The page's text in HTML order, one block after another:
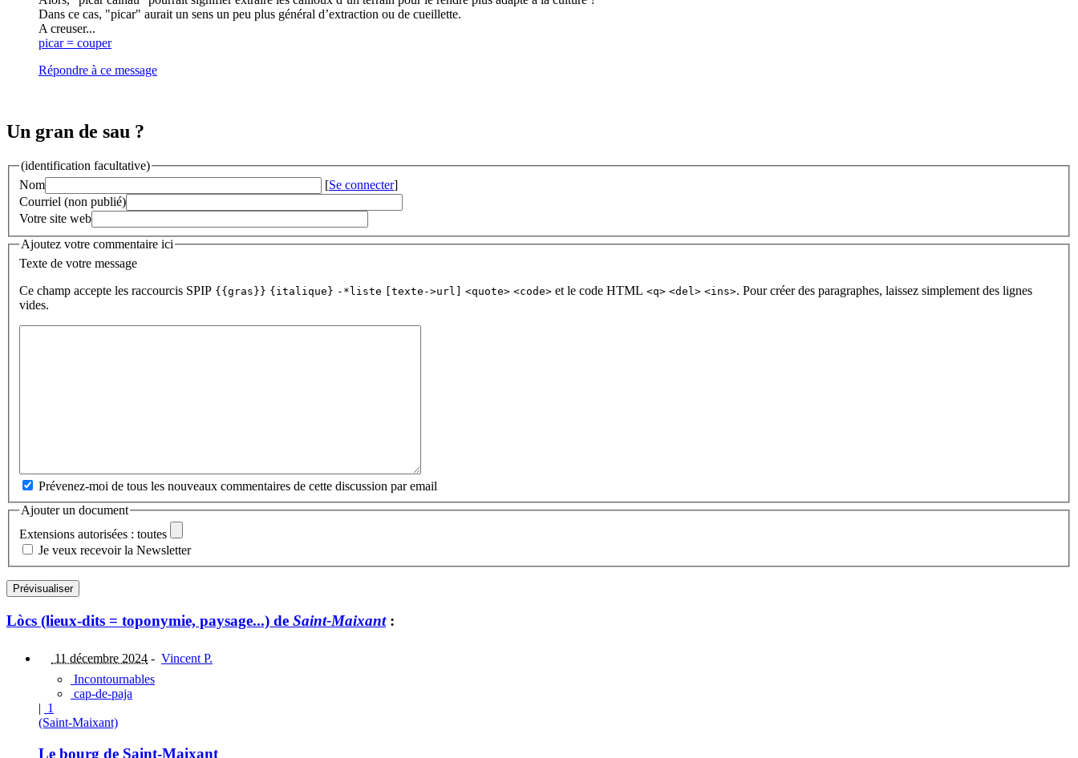
Dans ce cas, "picar" aurait un sens un peu plus général d’extraction ou de cueillette.
A creuser...
picar = couper
Répondre à ce message
Un gran de sau ?
(identification facultative)
Nom
[Se connecter]
Courriel (non publié)
Votre site web
Ajoutez votre commentaire ici
Texte de votre message
Ce champ accepte les raccourcis SPIP {{gras}} {italique} -*liste [texte->url] <quote> <code> et le code HTML <q> <del> <ins>. Pour créer des paragraphes, laissez simplement des lignes
vides.
Prévenez-moi de tous les nouveaux commentaires de cette discussion par email
Ajouter un document
Extensions autorisées : toutes
Je veux recevoir la Newsletter
Lòcs (lieux-dits = toponymie, paysage...) de Saint-Maixant:
11 décembre 2024 - Vincent P.
Incontournables
cap-de-paja
| 1
(Saint-Maixant)
Le bourg de Saint-Maixant